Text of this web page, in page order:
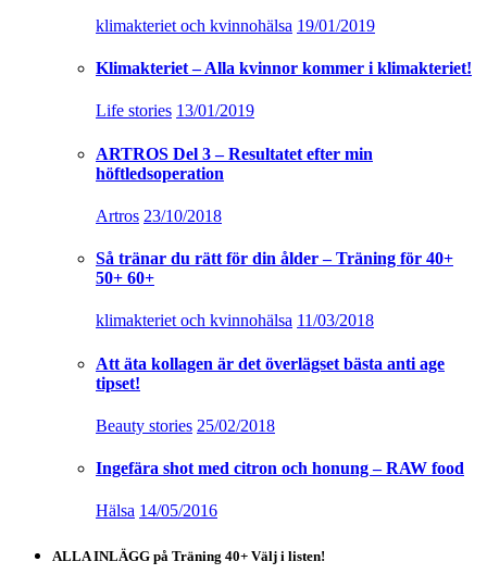
klimakteriet och kvinnohälsa 19/01/2019
Klimakteriet – Alla kvinnor kommer i klimakteriet!
Life stories 13/01/2019
ARTROS Del 3 – Resultatet efter min
höftledsoperation
Artros 23/10/2018
Så tränar du rätt för din ålder – Träning för 40+
50+ 60+
klimakteriet och kvinnohälsa 11/03/2018
Att äta kollagen är det överlägset bästa anti age
tipset!
Beauty stories 25/02/2018
Ingefära shot med citron och honung – RAW food
Hälsa 14/05/2016
ALLA INLÄGG på Träning 40+ Välj i listen!